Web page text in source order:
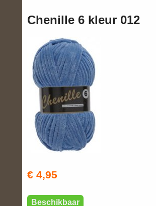
Chenille 6 kleur 012
€ 4,95
Beschikbaar